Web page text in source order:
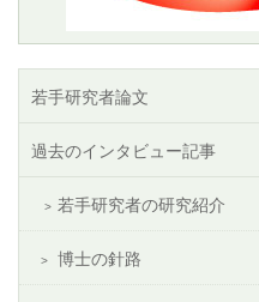
若手研究者論文
過去のインタビュー記事
若手研究者の研究紹介
博士の針路